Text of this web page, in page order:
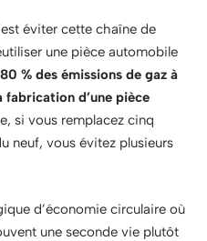
éviter cette chaîne de
une pièce automobile
% des émissions de gaz à
d’une pièce
si vous remplacez cinq
neuf, vous évitez plusieurs
d’économie circulaire où
une seconde vie plutôt